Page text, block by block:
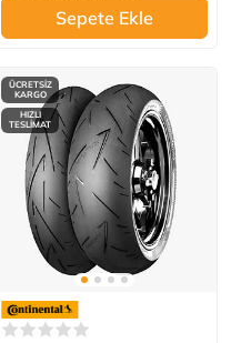
Sepete Ekle
ÜCRETSİZ
KARGO
HIZLI
TESLİMAT